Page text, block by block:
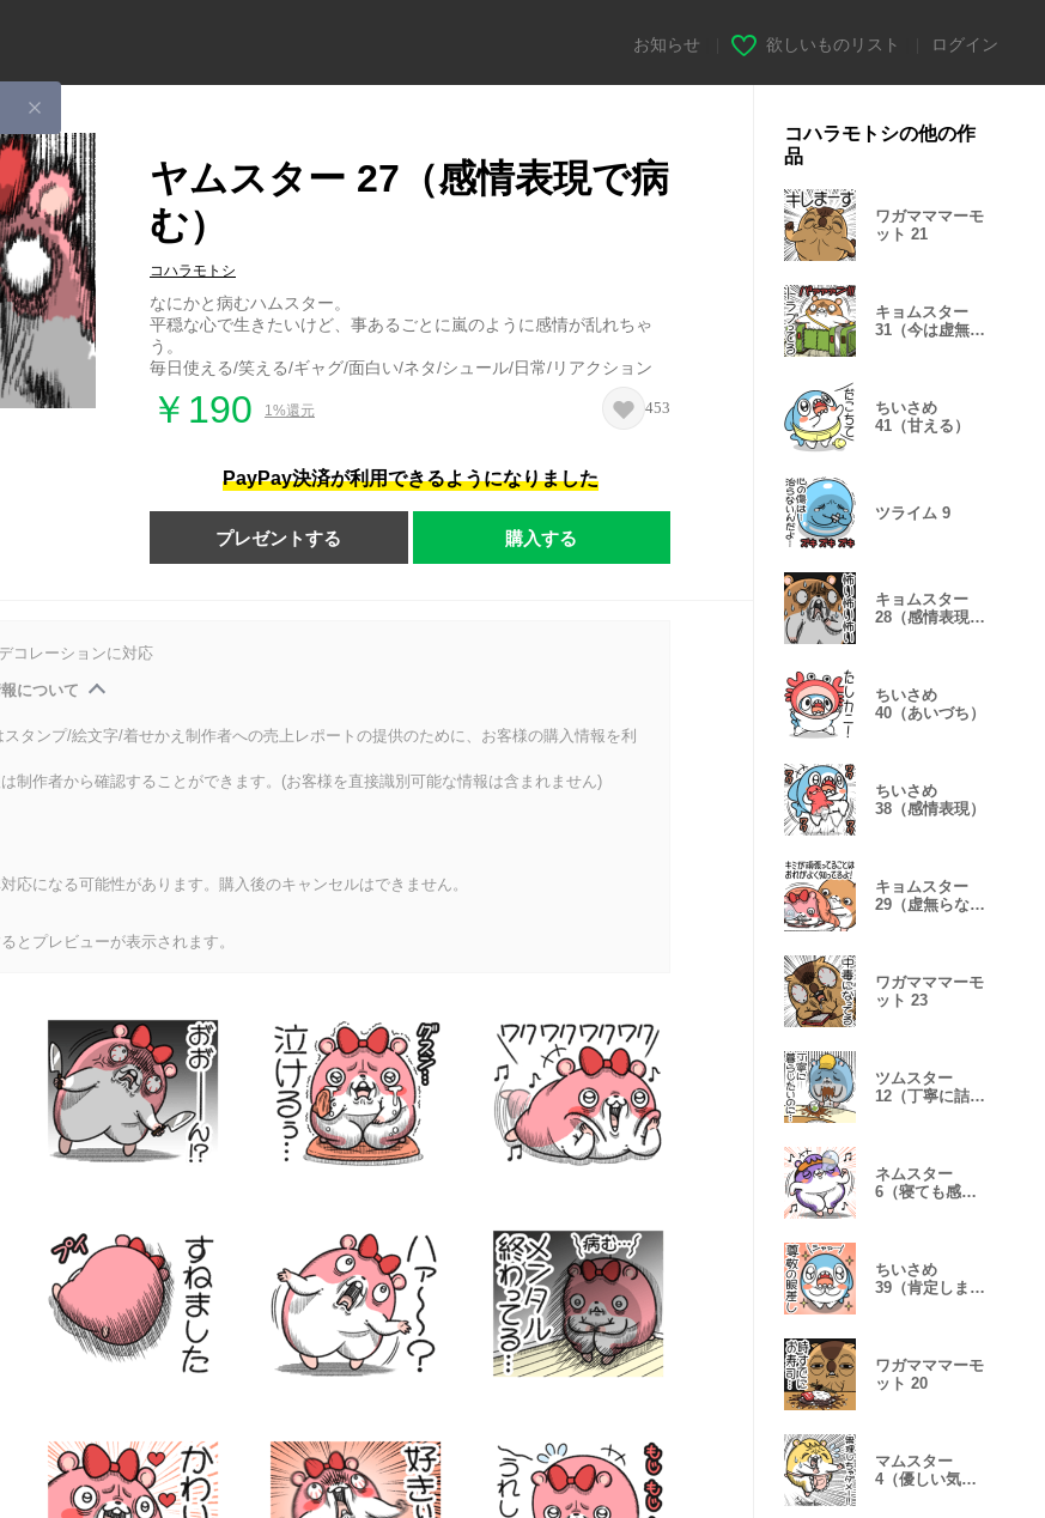
お知らせ 欲しいものリスト ログイン
ヤムスター 27（感情表現で病
む）
コハラモトシ
なにかと病むハムスター。
平穏な心で生きたいけど、事あるごとに嵐のように感情が乱れちゃ
う。
毎日使える/笑える/ギャグ/面白い/ネタ/シュール/日常/リアクション
￥190 1%還元 453
PayPay決済が利用できるようになりました
プレゼントする 購入する
コレーションに対応
について
タンプ/絵文字/着せかえ制作者への売上レポートの提供のために、お客様の購入情報を利
制作者から確認することができます。(お客様を直接識別可能な情報は含まれません)
応になる可能性があります。購入後のキャンセルはできません。
とプレビューが表示されます。
コハラモトシの他の作
品
ワガマママーモ
ット 21
キョムスター
31（今は虚無
ちいさめ
41（甘える）
ツライム 9
キョムスター
28（感情表現で
ちいさめ
40（あいづち）
ちいさめ
38（感情表現）
キョムスター
29（虚無らない
ワガマママーモ
ット 23
ツムスター
12（丁寧に詰
ネムスター
6（寝ても感情
ちいさめ
39（肯定しまく
ワガマママーモ
ット 20
マムスター
4（優しい気遣